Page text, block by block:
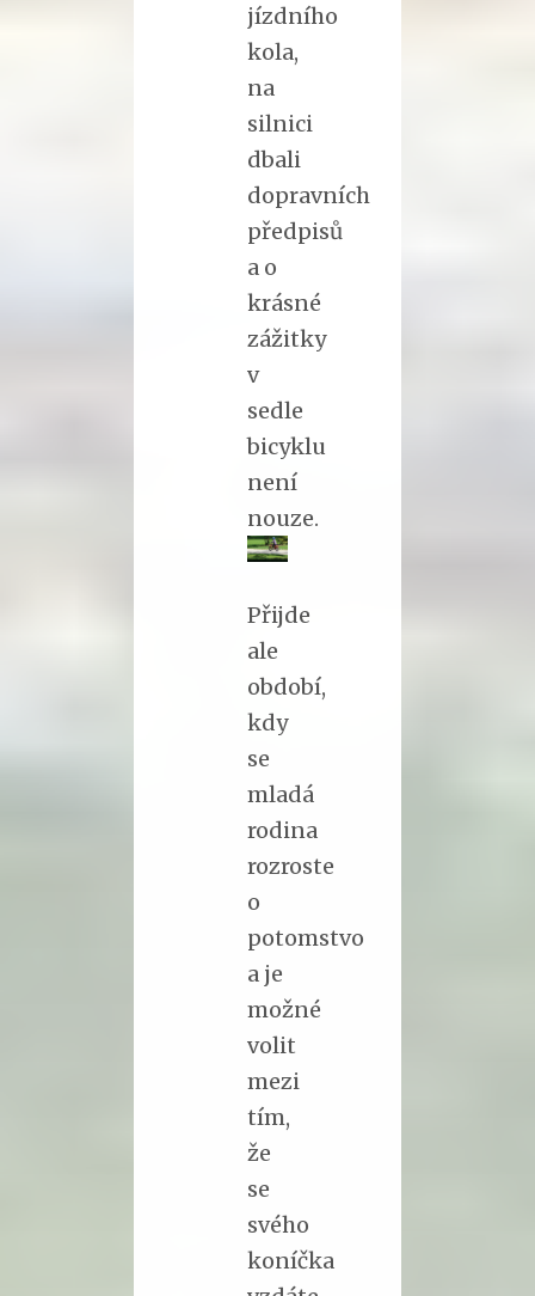
jízdního
kola,
na
silnici
dbali
dopravních
předpisů
a o
krásné
zážitky
v
sedle
bicyklu
není
nouze.
Přijde
ale
období,
kdy
se
mladá
rodina
rozroste
o
potomstvo
a je
možné
volit
mezi
tím,
že
se
svého
koníčka